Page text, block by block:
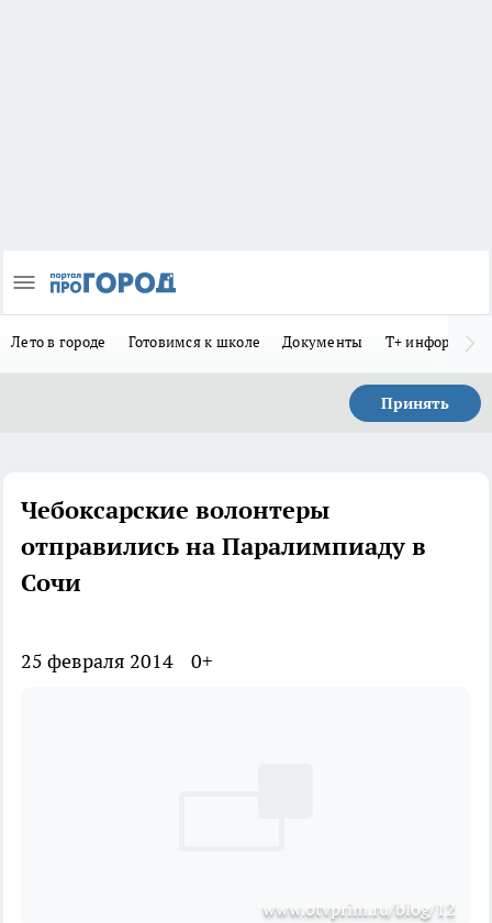
Лето в городе Готовимся к школе Документы Т+
Принять
Чебоксарские волонтеры
отправились на Паралимпиаду в
Сочи
25 февраля 2014 0+
www.otvprim.ru/blog/12